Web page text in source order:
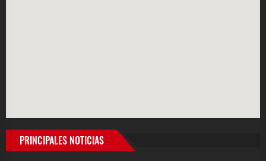
PRINCIPALES NOTICIAS